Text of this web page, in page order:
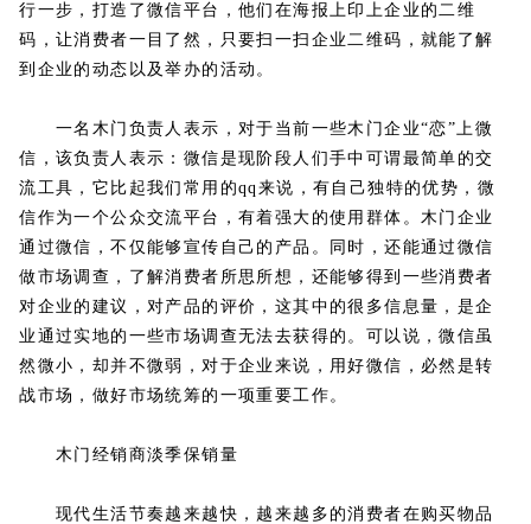
行一步，打造了微信平台，他们在海报上印上企业的二维
码，让消费者一目了然，只要扫一扫企业二维码，就能了解
到企业的动态以及举办的活动。
一名木门负责人表示，对于当前一些木门企业“恋”上微
信，该负责人表示：微信是现阶段人们手中可谓最简单的交
流工具，它比起我们常用的qq来说，有自己独特的优势，微
信作为一个公众交流平台，有着强大的使用群体。木门企业
通过微信，不仅能够宣传自己的产品。同时，还能通过微信
做市场调查，了解消费者所思所想，还能够得到一些消费者
对企业的建议，对产品的评价，这其中的很多信息量，是企
业通过实地的一些市场调查无法去获得的。可以说，微信虽
然微小，却并不微弱，对于企业来说，用好微信，必然是转
战市场，做好市场统筹的一项重要工作。
木门经销商淡季保销量
现代生活节奏越来越快，越来越多的消费者在购买物品